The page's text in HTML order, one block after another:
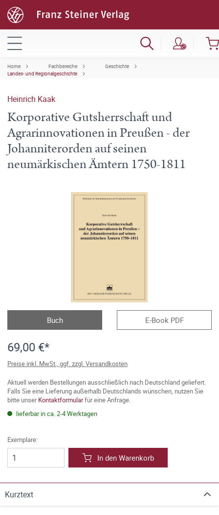
Home Fachbereiche
Geschichte
Landes- und Regionalgeschichte
Heinrich Kaak
Korporative Gutsherrschaft und
Agrarinnovationen in Preußen - der
Johanniterorden auf seinen
neumärkischen Ämtern 1750-1811
Buch E-Book PDF
69,00 €*
Preise inkl. MwSt., ggf. zzgl. Versandkosten
Aktuell werden Bestellungen ausschließlich nach Deutschland geliefert.
Falls Sie eine Lieferung außerhalb Deutschlands wünschen, nutzen Sie
bitte unserKontaktformularfür eine Anfrage.
lieferbar in ca. 2-4 Werktagen
Exemplare:
In den Warenkorb
Kurztext